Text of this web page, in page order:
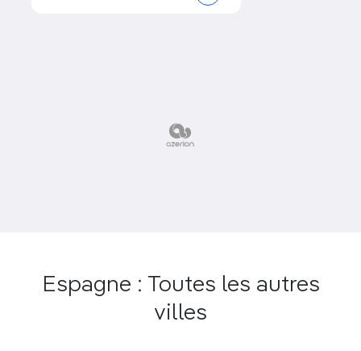
Espagne : Toutes les autres
villes